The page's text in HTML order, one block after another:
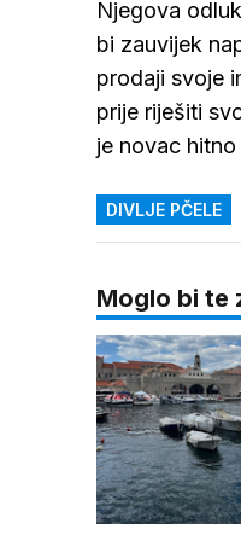
Njegova
bi zauvijek
prodaji svoje
prije riješiti
je novac
DIVLJE PČELE
Moglo bi te